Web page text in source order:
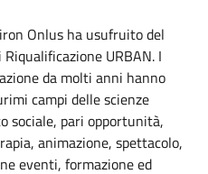
Onlus ha usufruito del
URBAN. I
da molti anni hanno
campi delle scienze
sociale, pari opportunità,
animazione, spettacolo,
eventi, formazione ed